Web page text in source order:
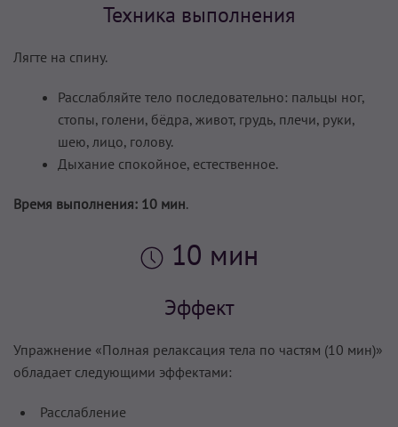
Техника выполнения
Лягте на спину.
Расслабляйте тело последовательно: пальцы ног,
стопы, голени, бёдра, живот, грудь, плечи, руки,
шею, лицо, голову.
Дыхание спокойное, естественное.
Время выполнения: 10 мин.
10 мин
Эффект
Упражнение «Полная релаксация тела по частям (10 мин)»
обладает следующими эффектами:
Расслабление